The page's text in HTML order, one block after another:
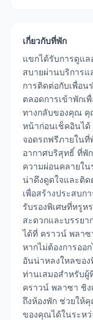
เกี่ยวกับที่พัก
แขกได้รับการดูแล
สบายผ่านบริการ
การติดต่อกับเพื่อน
ตลอดการเข้าพักเ
ทางกลับของคุณ คุ
หน้าก่อนเช็คอินได้
จอดรถฟรีภายในที่
อากาศบริสุทธิ์ ที่พั
ความผ่อนคลายใน
น่าดึงดูดใจและติ
เพื่อสร้างประสบก
รับรองพิเศษที่หรู
สะดวกและบรรย
ได้ที่ คราวน์ พลาซ
หากไม่ต้องการออ
อันน่าหลงใหลของ
ท่านเสมอสำหรับ
คราวน์ พลาซา ชิง
ถึงห้องพัก ช่วยให้
ของคุณได้ในระห